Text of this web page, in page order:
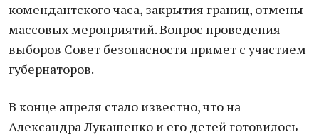
комендантского часа, закрытия границ, отмены
массовых мероприятий. Вопрос проведения
выборов Совет безопасности примет с участием
губернаторов.
В конце апреля стало известно, что на
Александра Лукашенко и его детей готовилось